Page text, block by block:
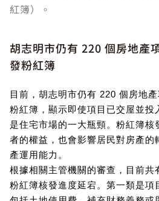
紅簿）。
胡志明市仍有 220 個房地產
發粉紅簿
目前，胡志明市仍有 220 個房地
粉紅簿，顯示即使項目已交屋並投
是住宅市場的一大瓶頸。粉紅簿核
者的權益，也會影響居民對房產的
產運用能力。
根據相關主管機關的審查，目前共
粉紅簿核發進度延宕。第一類是項